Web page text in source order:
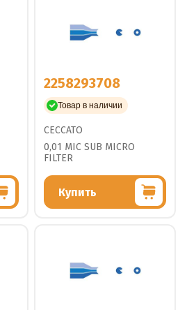
2258293708
Товар в наличии
CECCATO
0,01 MIC SUB MICRO
FILTER
Купить